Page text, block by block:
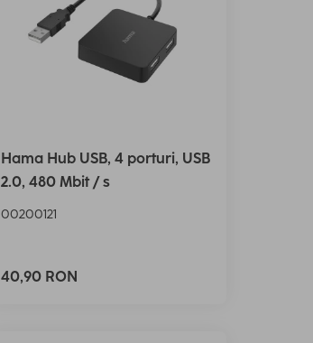
Hama Hub USB, 4 porturi, USB
2.0, 480 Mbit / s
00200121
40,90 RON